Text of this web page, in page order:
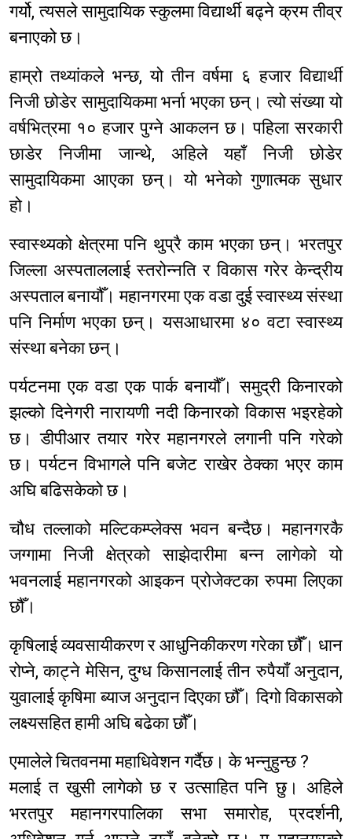
गर्यो, त्यसले सामुदायिक स्कुलमा विद्यार्थी बढ्ने क्रम तीव्र
बनाएको छ।
हाम्रो तथ्यांकले भन्छ, यो तीन वर्षमा ६ हजार विद्यार्थी
निजी छोडेर सामुदायिकमा भर्ना भएका छन्। त्यो संख्या यो
वर्षभित्रमा १० हजार पुग्ने आकलन छ। पहिला सरकारी
छाडेर निजीमा जान्थे, अहिले यहाँ निजी छोडेर
सामुदायिकमा आएका छन्। यो भनेको गुणात्मक सुधार
हो।
स्वास्थ्यको क्षेत्रमा पनि थुप्रै काम भएका छन्। भरतपुर
जिल्ला अस्पताललाई स्तरोन्नति र विकास गरेर केन्द्रीय
अस्पताल बनायौँ। महानगरमा एक वडा दुई स्वास्थ्य संस्था
पनि निर्माण भएका छन्। यसआधारमा ४० वटा स्वास्थ्य
संस्था बनेका छन्।
पर्यटनमा एक वडा एक पार्क बनायौँ। समुद्री किनारको
झल्को दिनेगरी नारायणी नदी किनारको विकास भइरहेको
छ। डीपीआर तयार गरेर महानगरले लगानी पनि गरेको
छ। पर्यटन विभागले पनि बजेट राखेर ठेक्का भएर काम
अघि बढिसकेको छ।
चौध तल्लाको मल्टिकम्प्लेक्स भवन बन्दैछ। महानगरकै
जग्गामा निजी क्षेत्रको साझेदारीमा बन्न लागेको यो
भवनलाई महानगरको आइकन प्रोजेक्टका रुपमा लिएका
छौँ।
कृषिलाई व्यवसायीकरण र आधुनिकीकरण गरेका छौंँ। धान
रोप्ने, काट्ने मेसिन, दुग्ध किसानलाई तीन रुपैयाँ अनुदान,
युवालाई कृषिमा ब्याज अनुदान दिएका छौँ। दिगो विकासको
लक्ष्यसहित हामी अघि बढेका छौँ।
एमालेले चितवनमा महाधिवेशन गर्दैछ। के भन्नुहुन्छ ?
मलाई त खुसी लागेको छ र उत्साहित पनि छु। अहिले
भरतपुर महानगरपालिका सभा समारोह, प्रदर्शनी,